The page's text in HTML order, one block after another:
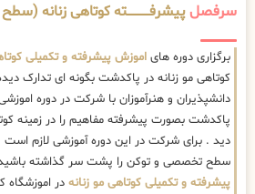
سرفصلپیشرفــــــــــــته کوتاهی زنانه
برگزاری دوره های اموزش پیشرفته و تکمیلی
کوتاهی مو زنانه در پاکدشت بگونه ای تدارک
دانشپذیران و هنرآموزان با شرکت در دوره
پاکدشت بصورت پیشرفته مفاهیم را در زمینه
دید . برای شرکت در این دوره آموزشی لازم است
سطح تخصصی و توکن را پشت سر گذاشته
پیشرفته و تکمیلی کوتاهی مو زنانه در اموزشگاه